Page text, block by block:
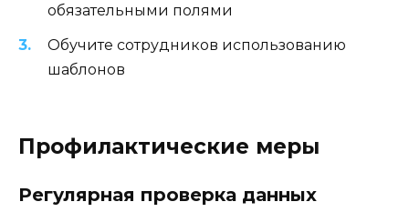
обязательными полями
Обучите сотрудников использованию
шаблонов
Профилактические меры
Регулярная проверка данных